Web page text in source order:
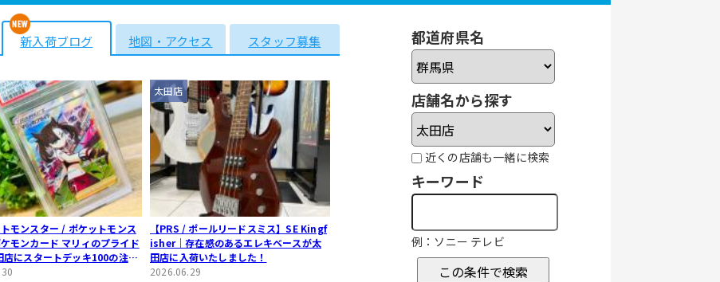
新入荷ブログ 地図・アクセス スタッフ募集
トモンスター / ポケットモンス
モンカード マリィのプライド
店にスタートデッキ100の注目
荷しました
太田店
【PRS / ポールリードスミス】SE Kingf
isher｜存在感のあるエレキベースが太
田店に入荷いたしました！
2026.06.29
都道府県名
店舗名から探す
近くの店舗も一緒に検索
キーワード
例：ソニー テレビ
この条件で検索